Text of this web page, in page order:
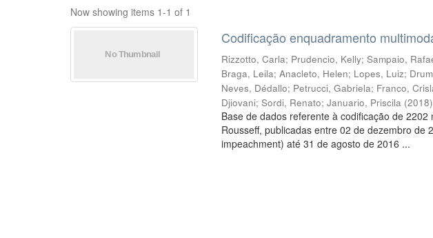
Now showing items 1-1 of 1
Codificação enquadramento
Rizzotto, Carla; Prudencio, Kelly;Sampaio,
Braga, Leila;Anacleto, Helen; Lopes, Luiz;
Neves, Dédallo; Petrucci, Gabriela; Franco,
Djiovani;Sordi, Renato;Januario, Priscila (2018)
Base de dados referente à codificação de
Rousseff, publicadas entre 02 de dezembro
impeachment) até 31 de agosto de 2016 ...